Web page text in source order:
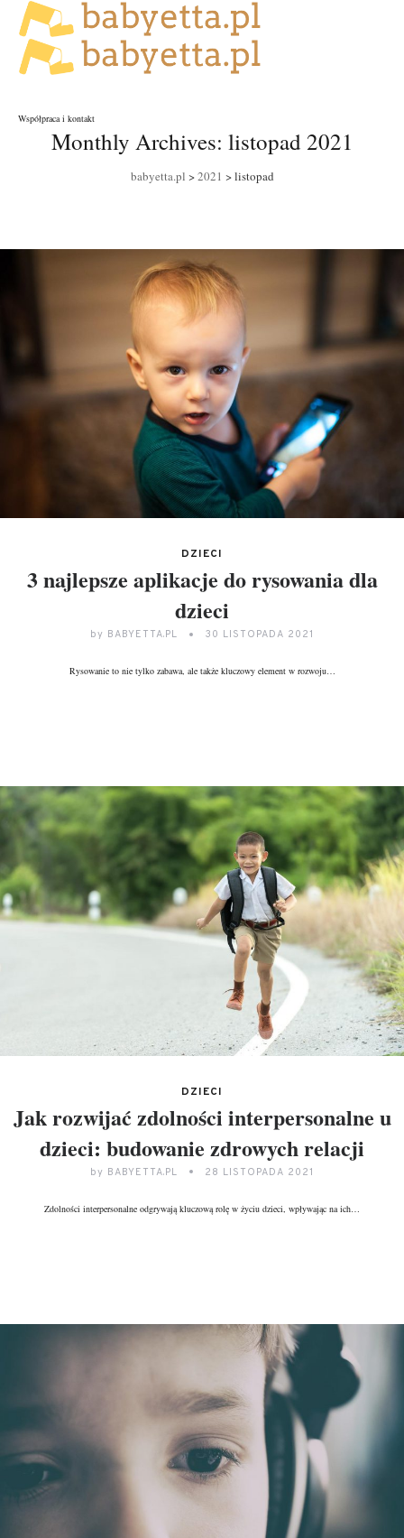
Współpraca i kontakt
Monthly Archives: listopad 2021
babyetta.pl >2021 >listopad
DZIECI
3 najlepsze aplikacje do rysowania dla
dzieci
by BABYETTA.PL 30 LISTOPADA 2021
Rysowanie to nie tylko zabawa, ale także kluczowy element w rozwoju…
DZIECI
Jak rozwijać zdolności interpersonalne u
dzieci: budowanie zdrowych relacji
by BABYETTA.PL 28 LISTOPADA 2021
Zdolności interpersonalne odgrywają kluczową rolę w życiu dzieci, wpływając na ich…